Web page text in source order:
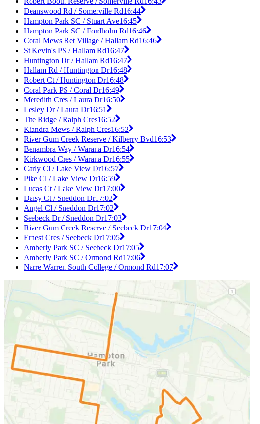
Deanswood Rd / Somerville Rd16:44
Hampton Park SC / Stuart Ave16:45
Hampton Park SC / Fordholm Rd16:46
Coral Mews Ret Village / Hallam Rd16:46
St Kevin's PS / Hallam Rd16:47
Huntington Dr / Hallam Rd16:47
Hallam Rd / Huntington Dr16:48
Robert Ct / Huntington Dr16:48
Coral Park PS / Coral Dr16:49
Meredith Cres / Laura Dr16:50
Lesley Dr / Laura Dr16:51
The Ridge / Ralph Cres16:52
Kiandra Mews / Ralph Cres16:52
River Gum Creek Reserve / Kilberry Bvd16:53
Benambra Way / Warana Dr16:54
Kirkwood Cres / Warana Dr16:55
Carly Cl / Lake View Dr16:57
Pike Cl / Lake View Dr16:59
Lucas Ct / Lake View Dr17:00
Daisy Ct / Sneddon Dr17:02
Angel Cl / Sneddon Dr17:02
Seebeck Dr / Sneddon Dr17:03
River Gum Creek Reserve / Seebeck Dr17:04
Ernest Cres / Seebeck Dr17:05
Amberly Park SC / Seebeck Dr17:05
Amberly Park SC / Ormond Rd17:06
Narre Warren South College / Ormond Rd17:07